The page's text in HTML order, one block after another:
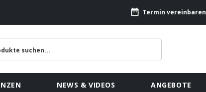
Termin vereinbaren
NEWS & VIDEOS ANGEBOTE